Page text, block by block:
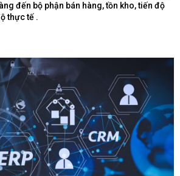
đến bộ phận bán hàng, tồn kho, tiến độ
thực tế .